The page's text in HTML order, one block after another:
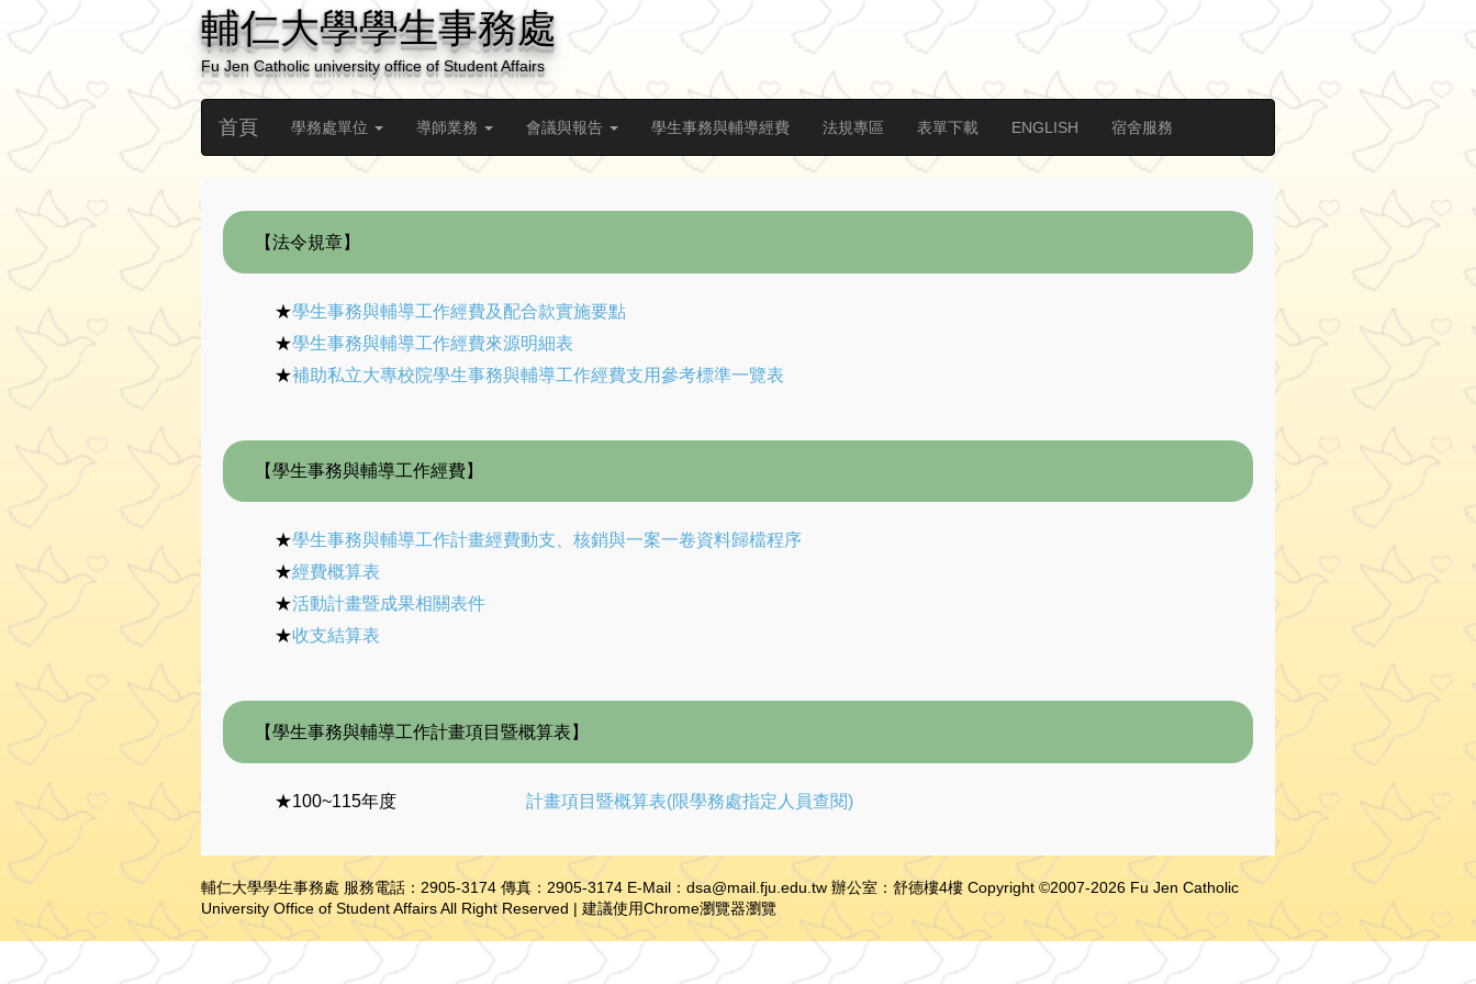
輔仁大學學生事務處
Fu Jen Catholic university office of Student Affairs
首頁 學務處單位 導師業務 會議與報告 學生事務與輔導經費 法規專區 表單下載 ENGLISH 宿舍服務
【法令規章】
★學生事務與輔導工作經費及配合款實施要點
★學生事務與輔導工作經費來源明細表
★補助私立大專校院學生事務與輔導工作經費支用參考標準一覽表
【學生事務與輔導工作經費】
★學生事務與輔導工作計畫經費動支、核銷與一案一卷資料歸檔程序
★經費概算表
★活動計畫暨成果相關表件
★收支結算表
【學生事務與輔導工作計畫項目暨概算表】
★100~115年度 計畫項目暨概算表(限學務處指定人員查閱)
輔仁大學學生事務處 服務電話：2905-3174 傳真：2905-3174 E-Mail：dsa@mail.fju.edu.tw 辦公室：舒德樓4樓 Copyright ©2007-2026 Fu Jen Catholic
University Office of Student Affairs All Right Reserved | 建議使用Chrome瀏覽器瀏覽